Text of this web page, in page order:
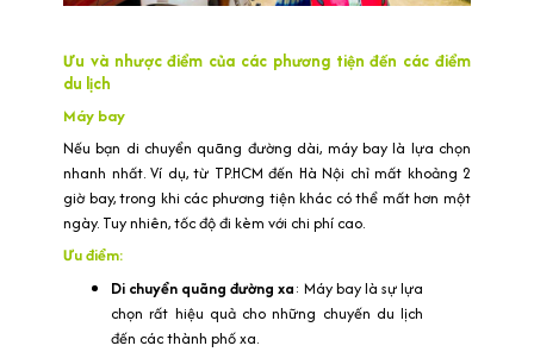
Ưu và nhược điểm của các phương tiện đến các điểm
du lịch
Máy bay
Nếu bạn di chuyển quãng đường dài, máy bay là lựa chọn
nhanh nhất. Ví dụ, từ TP.HCM đến Hà Nội chỉ mất khoảng 2
giờ bay, trong khi các phương tiện khác có thể mất hơn một
ngày. Tuy nhiên, tốc độ đi kèm với chi phí cao.
Ưu điểm:
Di chuyển quãng đường xa: Máy bay là sự lựa
chọn rất hiệu quả cho những chuyến du lịch
đến các thành phố xa.